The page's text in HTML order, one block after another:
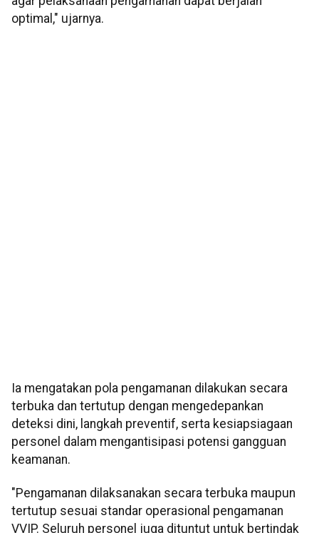
optimal," ujarnya.
Ia mengatakan pola pengamanan dilakukan secara
terbuka dan tertutup dengan mengedepankan
deteksi dini, langkah preventif, serta kesiapsiagaan
personel dalam mengantisipasi potensi gangguan
keamanan.
"Pengamanan dilaksanakan secara terbuka maupun
tertutup sesuai standar operasional pengamanan
VVIP. Seluruh personel juga dituntut untuk bertindak